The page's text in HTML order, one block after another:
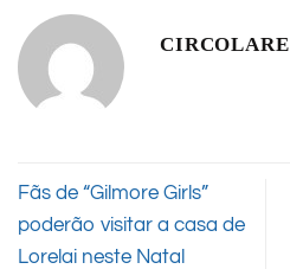
CIRCOLARE
Fãs de “Gilmore Girls”
poderão visitar a casa de
Lorelai neste Natal